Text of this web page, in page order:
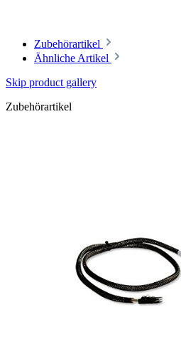
Zubehörartikel
Ähnliche Artikel
Skip product gallery
Zubehörartikel